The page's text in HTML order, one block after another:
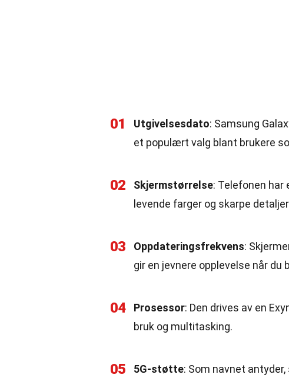
01 Utgivelsesdato: Samsung
et populært valg blant brukere
02 Skjermstørrelse: Telefonen har
levende farger og skarpe
03 Oppdateringsfrekvens:
gir en jevnere opplevelse når du
04 Prosessor: Den drives av en
bruk og multitasking.
05 5G-støtte: Som navnet